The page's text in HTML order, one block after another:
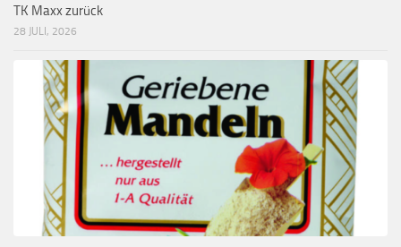
TK Maxx zurück
28 JULI, 2026